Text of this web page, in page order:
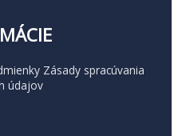
Zásady spracúvania
údajov